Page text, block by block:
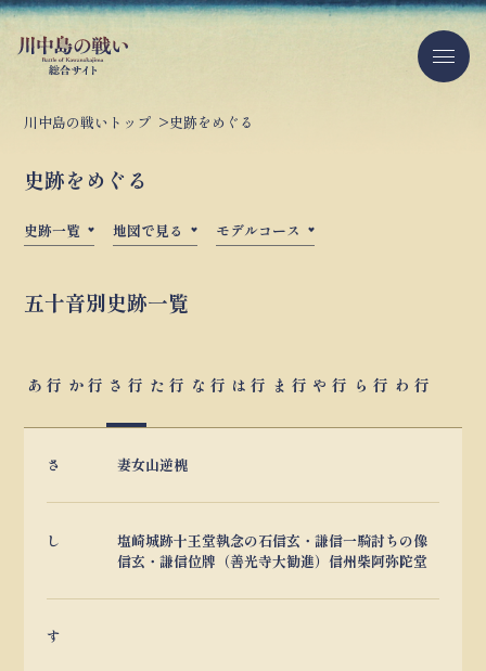
川中島の戦いトップ 史跡をめぐる
史跡をめぐる
史跡一覧 地図で見る モデルコース
五十音別史跡一覧
あ 行 か 行 さ 行 た 行 な 行 は 行 ま 行 や 行 ら 行 わ 行
さ 妻女山逆槐
し 塩崎城跡十王堂執念の石信玄・謙信一騎討ちの像
信玄・謙信位牌（善光寺大勧進） 信州柴阿弥陀堂
す